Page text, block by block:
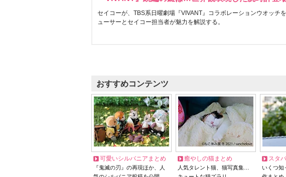
セイコーが、TBS系日曜劇場『VIVANT』コラボレーションウオッチ
ューサーとセイコー担当者が魅力を解説する。
おすすめコンテンツ
可愛いシルバニアまとめ
『鬼滅の刃』の再現ほか、人
癒やしの猫まとめ
人気タレント猫、猫写真集…
スタ
いくつ